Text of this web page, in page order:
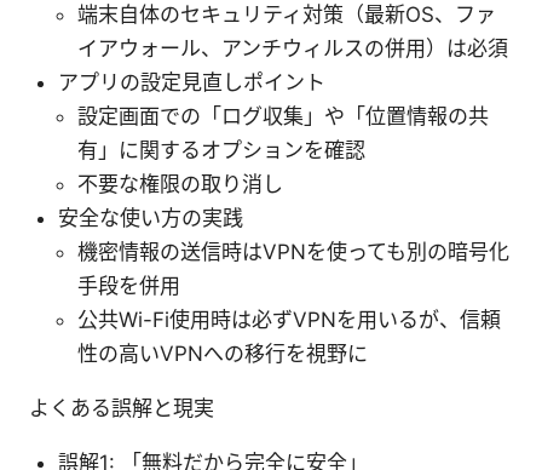
端末自体のセキュリティ対策（最新OS、ファ
イアウォール、アンチウィルスの併用）は必須
アプリの設定見直しポイント
設定画面での「ログ収集」や「位置情報の共
有」に関するオプションを確認
不要な権限の取り消し
安全な使い方の実践
機密情報の送信時はVPNを使っても別の暗号化
手段を併用
公共Wi-Fi使用時は必ずVPNを用いるが、信頼
性の高いVPNへの移行を視野に
よくある誤解と現実
誤解1: 「無料だから完全に安全」